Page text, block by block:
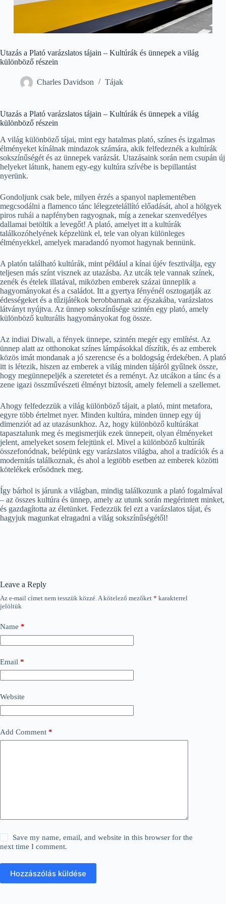
Utazás a Plató varázslatos tájain – Kultúrák és ünnepek a világ
különböző részein
Charles Davidson Tájak
Utazás a Plató varázslatos tájain – Kultúrák és ünnepek a világ
különböző részein
A világ különböző tájai, mint egy hatalmas plató, színes és izgalmas
élményeket kínálnak mindazok számára, akik felfedeznék a kultúrák
sokszínűségét és az ünnepek varázsát. Utazásaink során nem csupán új
helyeket látunk, hanem egy-egy kultúra szívébe is bepillantást
nyerünk.
Gondoljunk csak bele, milyen érzés a spanyol naplementében
megcsodálni a flamenco tánc lélegzetelállító előadását, ahol a hölgyek
piros ruhái a napfényben ragyognak, míg a zenekar szenvedélyes
dallamai betöltik a levegőt! A plató, amelyet itt a kultúrák
találkozóhelyének képzelünk el, tele van olyan különleges
élményekkel, amelyek maradandó nyomot hagynak bennünk.
A platón található kultúrák, mint például a kínai újév fesztiválja, egy
teljesen más színt visznek az utazásba. Az utcák tele vannak színek,
zenék és ételek illatával, miközben emberek százai ünneplik a
hagyományokat és a családot. Itt a gyertya fényénél osztogatják az
édességeket és a tűzijátékok berobbannak az éjszakába, varázslatos
látványt nyújtva. Az ünnep sokszínűsége szintén egy plató, amely
különböző kulturális hagyományokat fog össze.
Az indiai Diwali, a fények ünnepe, szintén megér egy említést. Az
ünnep alatt az otthonokat színes lámpásokkal díszítik, és az emberek
közös imát mondanak a jó szerencse és a boldogság érdekében. A plató
itt is létezik, hiszen az emberek a világ minden tájáról gyűlnek össze,
hogy megünnepeljék a szeretetet és a reményt. Az utcákon a tánc és a
zene igazi összművészeti élményt biztosít, amely felemeli a szellemet.
Ahogy felfedezzük a világ különböző tájait, a plató, mint metafora,
egyre több értelmet nyer. Minden kultúra, minden ünnep egy új
dimenziót ad az utazásunkhoz. Az, hogy különböző kultúrákat
tapasztalunk meg és megismerjük ezek ünnepeit, olyan élményeket
jelent, amelyeket sosem felejtünk el. Mivel a különböző kultúrák
összefonódnak, belépünk egy varázslatos világba, ahol a tradíciók és a
modernitás találkoznak, és ahol a legtöbb esetben az emberek közötti
kötelékek erősödnek meg.
Így bárhol is járunk a világban, mindig találkozunk a plató fogalmával
– az összes kultúra és ünnep, amely az utunk során megérintett minket,
és gazdagította az életünket. Fedezzük fel ezt a varázslatos tájat, és
hagyjuk magunkat elragadni a világ sokszínűségétől!
Leave a Reply
Az e-mail címet nem tesszük közzé.A kötelező mezőket * karakterrel
jelöltük
Name *
Email *
Website
Add Comment *
Save my name, email, and website in this browser for the
next time I comment.
Hozzászólás küldése